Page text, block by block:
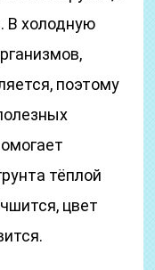
В холодную
поэтому
тёплой
цвет